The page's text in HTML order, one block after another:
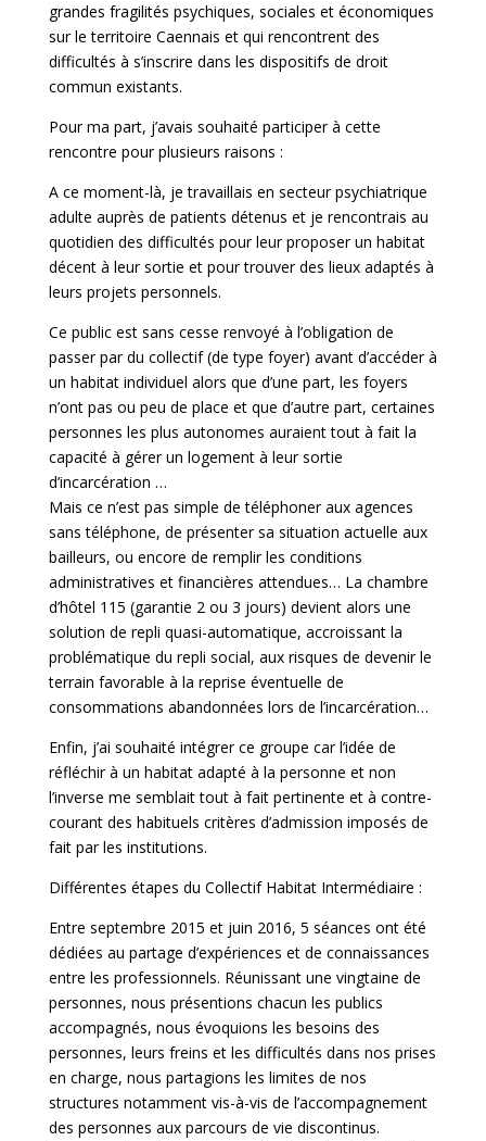
grandes fragilités psychiques, sociales et économiques
sur le territoire Caennais et qui rencontrent des
difficultés à s’inscrire dans les dispositifs de droit
commun existants.
Pour ma part, j’avais souhaité participer à cette
rencontre pour plusieurs raisons :
A ce moment-là, je travaillais en secteur psychiatrique
adulte auprès de patients détenus et je rencontrais au
quotidien des difficultés pour leur proposer un habitat
décent à leur sortie et pour trouver des lieux adaptés à
leurs projets personnels.
Ce public est sans cesse renvoyé à l’obligation de
passer par du collectif (de type foyer) avant d’accéder à
un habitat individuel alors que d’une part, les foyers
n’ont pas ou peu de place et que d’autre part, certaines
personnes les plus autonomes auraient tout à fait la
capacité à gérer un logement à leur sortie
d’incarcération …
Mais ce n’est pas simple de téléphoner aux agences
sans téléphone, de présenter sa situation actuelle aux
bailleurs, ou encore de remplir les conditions
administratives et financières attendues… La chambre
d’hôtel 115 (garantie 2 ou 3 jours) devient alors une
solution de repli quasi-automatique, accroissant la
problématique du repli social, aux risques de devenir le
terrain favorable à la reprise éventuelle de
consommations abandonnées lors de l’incarcération…
Enfin, j’ai souhaité intégrer ce groupe car l’idée de
réfléchir à un habitat adapté à la personne et non
l’inverse me semblait tout à fait pertinente et à contre-
courant des habituels critères d’admission imposés de
fait par les institutions.
Différentes étapes du Collectif Habitat Intermédiaire :
Entre septembre 2015 et juin 2016, 5 séances ont été
dédiées au partage d’expériences et de connaissances
entre les professionnels. Réunissant une vingtaine de
personnes, nous présentions chacun les publics
accompagnés, nous évoquions les besoins des
personnes, leurs freins et les difficultés dans nos prises
en charge, nous partagions les limites de nos
structures notamment vis-à-vis de l’accompagnement
des personnes aux parcours de vie discontinus.